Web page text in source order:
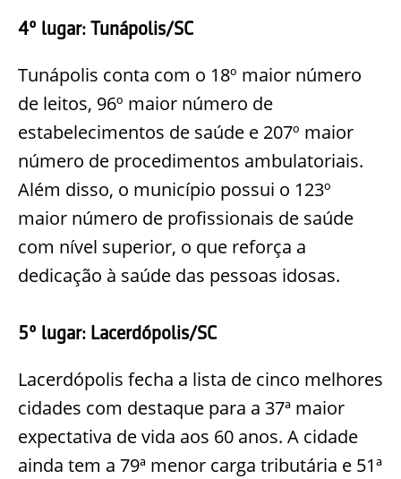
4º lugar: Tunápolis/SC
Tunápolis conta com o 18º maior número
de leitos, 96º maior número de
estabelecimentos de saúde e 207º maior
número de procedimentos ambulatoriais.
Além disso, o município possui o 123º
maior número de profissionais de saúde
com nível superior, o que reforça a
dedicação à saúde das pessoas idosas.
5º lugar: Lacerdópolis/SC
Lacerdópolis fecha a lista de cinco melhores
cidades com destaque para a 37ª maior
expectativa de vida aos 60 anos. A cidade
ainda tem a 79ª menor carga tributária e 51ª